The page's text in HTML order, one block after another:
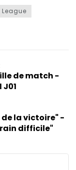
League
de match -
de la victoire" -
difficile"